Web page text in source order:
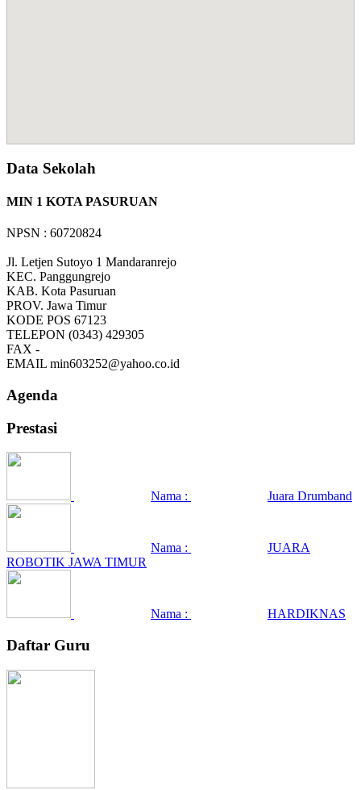
Data Sekolah
MIN 1 KOTA PASURUAN
NPSN : 60720824
Jl. Letjen Sutoyo 1 Mandaranrejo
KEC. Panggungrejo
KAB. Kota Pasuruan
PROV. Jawa Timur
KODE POS 67123
TELEPON (0343) 429305
FAX -
EMAIL min603252@yahoo.co.id
Agenda
Prestasi
Nama : Juara Drumband
Nama :
JUARA
ROBOTIK JAWA TIMUR
Nama : HARDIKNAS
Daftar Guru